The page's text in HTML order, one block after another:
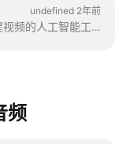
undefined 2年前
Wave.video提供了从文本自动创建视频的人工智能工具。Wave 会为你选择相关的视频和音乐。文本将以...
频